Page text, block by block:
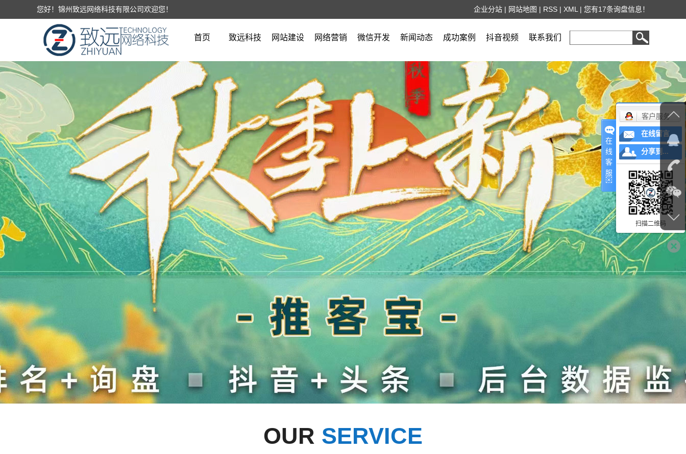
您好！锦州致远网络科技有限公司欢迎您！ 企业分站 | 网站地图 | RSS | XML | 您有17条询盘信息！
首页 致远科技
公司简介
营业执照
网站建设 网络营销 微信开发 新闻动态
公司新闻
成功案例 抖音视频 联系我们
OUR SERVICE
在
线
客
服
客户服务
在线留言
分享到...
扫描二维码